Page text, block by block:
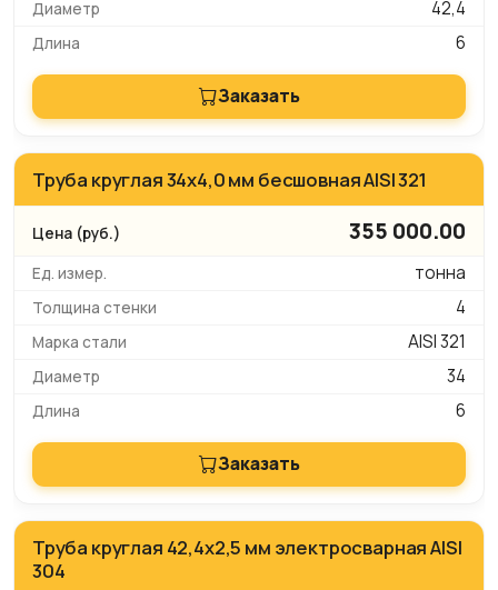
42,4
6
Заказать
Труба круглая 34х4,0 мм бесшовная AISI 321
355 000.00
тонна
4
AISI 321
34
6
Заказать
Труба круглая 42,4х2,5 мм электросварная AISI
304